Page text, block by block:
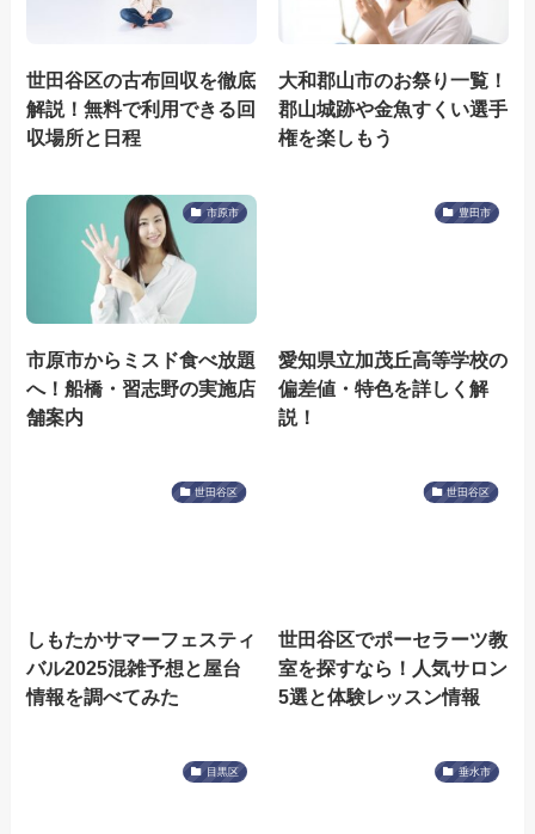
世田谷区の古布回収を徹底
解説！無料で利用できる回
収場所と日程
大和郡山市のお祭り一覧！
郡山城跡や金魚すくい選手
権を楽しもう
市原市
市原市からミスド食べ放題
へ！船橋・習志野の実施店
舗案内
豊田市
愛知県立加茂丘高等学校の
偏差値・特色を詳しく解
説！
世田谷区
しもたかサマーフェスティ
バル2025混雑予想と屋台
情報を調べてみた
世田谷区
世田谷区でポーセラーツ教
室を探すなら！人気サロン
5選と体験レッスン情報
目黒区 垂水市